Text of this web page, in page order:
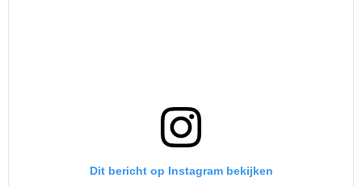
Dit bericht op Instagram bekijken